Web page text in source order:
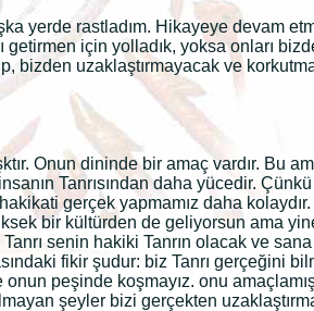
yerde rastladım. Hikayeye devam
için yolladık, yoksa onları
bizden uzaklaştırmayacak ve
Onun dininde bir amaç vardır. Bu
Tanrısından daha yücedir. Çünkü
gerçek yapmamız daha
bir kültürden de geliyorsun ama
senin hakiki Tanrın olacak ve
fikir şudur: biz Tanrı gerçeğini
peşinde koşmayız. onu
şeyler bizi gerçekten